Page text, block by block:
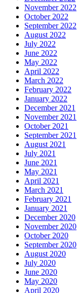
November 2022
October 2022
September 2022
August 2022
July 2022
June 2022
May 2022
April 2022
March 2022
February 2022
January 2022
December 2021
November 2021
October 2021
September 2021
August 2021
July 2021
June 2021
May 2021
April 2021
March 2021
February 2021
January 2021
December 2020
November 2020
October 2020
September 2020
August 2020
July 2020
June 2020
May 2020
April 2020